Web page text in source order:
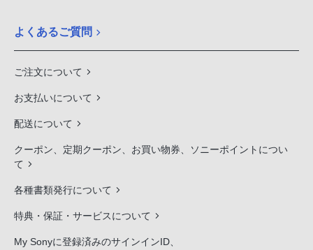
よくあるご質問
ご注文について
お支払いについて
配送について
クーポン、定期クーポン、お買い物券、ソニーポイントについ
て
各種書類発行について
特典・保証・サービスについて
My Sonyに登録済みのサインインID、